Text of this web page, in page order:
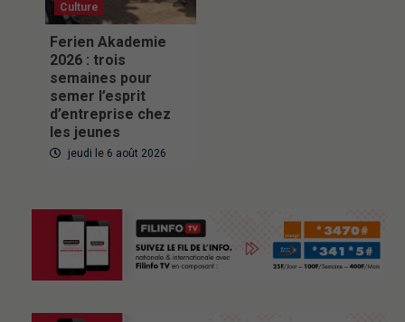
Culture
Ferien Akademie
2026 : trois
semaines pour
semer l’esprit
d’entreprise chez
les jeunes
jeudi le 6 août 2026